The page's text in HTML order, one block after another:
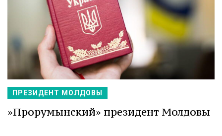
ПРЕЗИДЕНТ МОЛДОВЫ
»Прорумынский» президент Молдовы